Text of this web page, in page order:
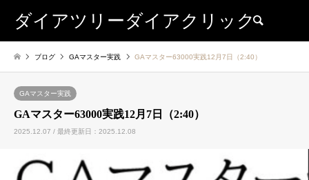
ダイアツリーダイアクリック
ブログ GAマスター実践 GAマスター63000実践12月7日（2:40）
GAマスター実践
GAマスター63000実践12月7日（2:40）
2025.12.07 / 最終更新日：2025.12.08